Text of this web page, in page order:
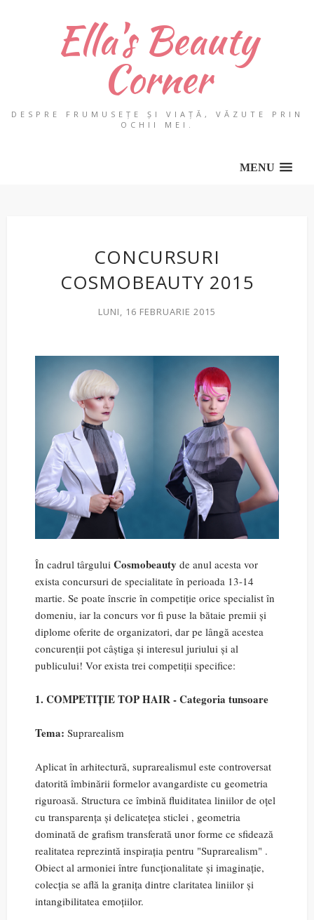
Ella's Beauty
Corner
DESPRE FRUMUSEȚE ȘI VIAȚĂ, VĂZUTE PRIN
OCHII MEI.
MENU
CONCURSURI
COSMOBEAUTY 2015
LUNI, 16 FEBRUARIE 2015
În cadrul târgului Cosmobeauty de anul acesta vor
exista concursuri de specialitate în perioada 13-14
martie. Se poate înscrie în competiție orice specialist în
domeniu, iar la concurs vor fi puse la bătaie premii și
diplome oferite de organizatori, dar pe lângă acestea
concurenții pot câștiga și interesul juriului și al
publicului! Vor exista trei competiții specifice:
1. COMPETIȚIE TOP HAIR - Categoria tunsoare
Tema: Suprarealism
Aplicat în arhitectură, suprarealismul este controversat
datorită îmbinării formelor avangardiste cu geometria
riguroasă. Structura ce îmbină fluiditatea liniilor de oțel
cu transparența și delicatețea sticlei , geometria
dominată de grafism transferată unor forme ce sfidează
realitatea reprezintă inspirația pentru "Suprarealism" .
Obiect al armoniei între funcționalitate și imaginație,
colecția se află la granița dintre claritatea liniilor și
intangibilitatea emoțiilor.